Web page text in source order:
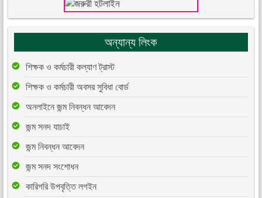
অন্যান্য লিংক
শিক্ষক ও কর্মচারী কল্যাণ ট্রাস্ট
শিক্ষক ও কর্মচারী অবসর সুবিধা বোর্ড
অনলাইনে জন্ম নিবন্ধন আবেদন
জন্ম সনদ যাচাই
জন্ম নিবন্ধন আবেদন
জন্ম সনদ সংশোধন
কারিগরি উপবৃত্তি লগইন